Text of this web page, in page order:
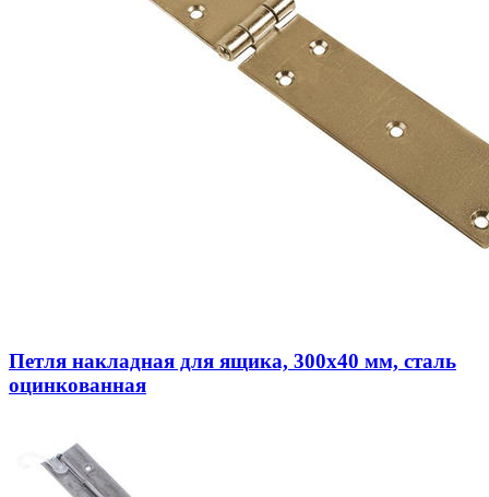
Петля накладная для ящика, 300x40 мм, сталь
оцинкованная